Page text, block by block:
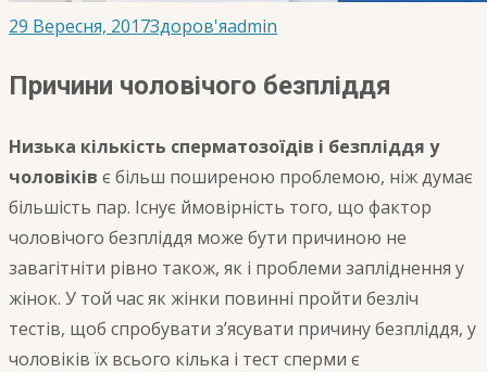
29 Вересня, 2017Здоров'яadmin
Причини чоловічого безпліддя
Низька кількість сперматозоїдів і безпліддя у
чоловіків є більш поширеною проблемою, ніж думає
більшість пар. Існує ймовірність того, що фактор
чоловічого безпліддя може бути причиною не
завагітніти рівно також, як і проблеми запліднення у
жінок. У той час як жінки повинні пройти безліч
тестів, щоб спробувати з’ясувати причину безпліддя, у
чоловіків їх всього кілька і тест сперми є